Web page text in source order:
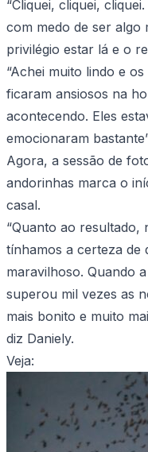
“Cliquei, cliquei,
com medo de ser algo
privilégio estar lá e o
“Achei muito lindo e
ficaram ansiosos na
acontecendo. Eles
emocionaram
Agora, a sessão de
andorinhas marca o
casal.
“Quanto ao resultado,
tínhamos a certeza de
maravilhoso. Quando
superou mil vezes as
mais bonito e muito
diz Daniely.
Veja: